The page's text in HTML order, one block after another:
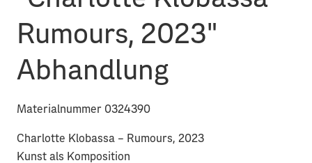
Rumours, 2023"
Abhandlung
Materialnummer 0324390
Charlotte Klobassa – Rumours, 2023
Kunst als Komposition